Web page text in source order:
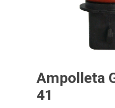
Ampolleta
41